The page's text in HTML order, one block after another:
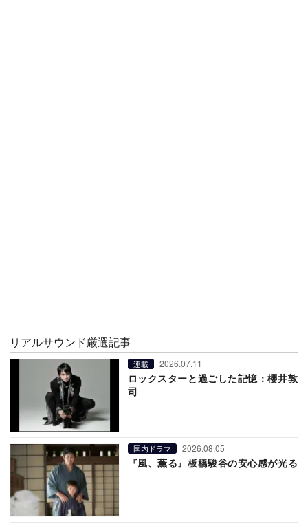
リアルサウンド厳選記事
連載 2026.07.11
ロックスターと過ごした記憶：櫻井敦
司
国内ドラマ 2026.08.05
『風、薫る』板橋駿谷の安心感が光る